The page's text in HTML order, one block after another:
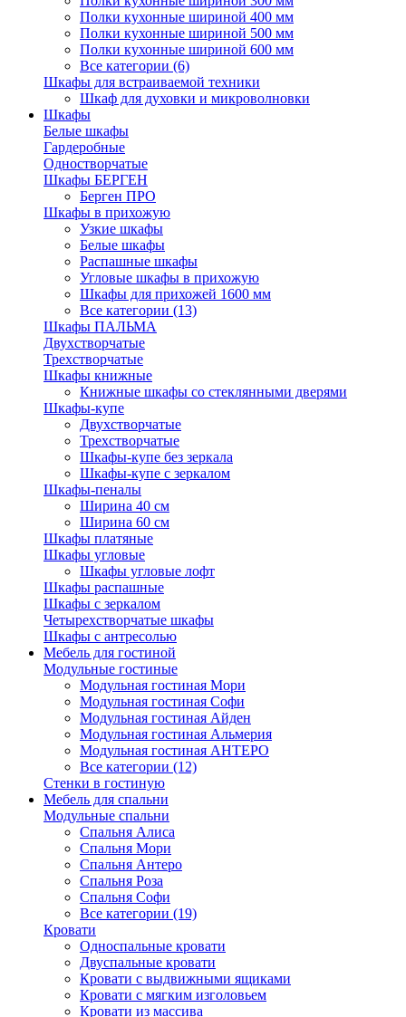
Полки кухонные шириной 400 мм
Полки кухонные шириной 500 мм
Полки кухонные шириной 600 мм
Все категории (6)
Шкафы для встраиваемой техники
Шкаф для духовки и микроволновки
Шкафы
Белые шкафы
Гардеробные
Одностворчатые
Шкафы БЕРГЕН
Берген ПРО
Шкафы в прихожую
Узкие шкафы
Белые шкафы
Распашные шкафы
Угловые шкафы в прихожую
Шкафы для прихожей 1600 мм
Все категории (13)
Шкафы ПАЛЬМА
Двухстворчатые
Трехстворчатые
Шкафы книжные
Книжные шкафы со стеклянными дверями
Шкафы-купе
Двухстворчатые
Трехстворчатые
Шкафы-купе без зеркала
Шкафы-купе с зеркалом
Шкафы-пеналы
Ширина 40 см
Ширина 60 см
Шкафы платяные
Шкафы угловые
Шкафы угловые лофт
Шкафы распашные
Шкафы с зеркалом
Четырехстворчатые шкафы
Шкафы с антресолью
Мебель для гостиной
Модульные гостиные
Модульная гостиная Мори
Модульная гостиная Софи
Модульная гостиная Айден
Модульная гостиная Альмерия
Модульная гостиная АНТЕРО
Все категории (12)
Стенки в гостиную
Мебель для спальни
Модульные спальни
Спальня Алиса
Спальня Мори
Спальня Антеро
Спальня Роза
Спальня Софи
Все категории (19)
Кровати
Односпальные кровати
Двуспальные кровати
Кровати с выдвижными ящиками
Кровати с мягким изголовьем
Кровати из массива